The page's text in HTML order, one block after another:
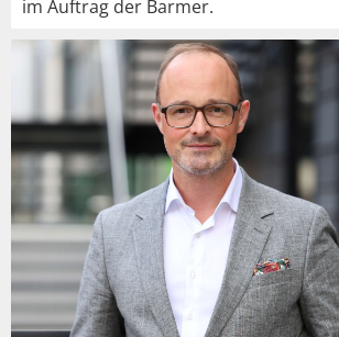
im Auftrag der Barmer.